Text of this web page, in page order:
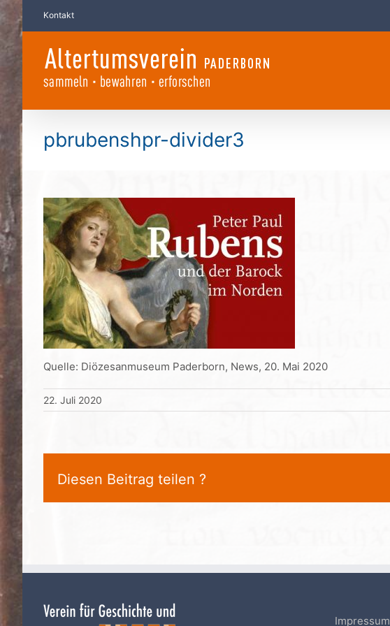
Zum
Inhalt
springen
Kontakt
pbrubenshpr-divider3
Quelle: Diözesanmuseum Paderborn, News, 20. Mai 2020
22. Juli 2020
Diesen Beitrag teilen ?
Impressum